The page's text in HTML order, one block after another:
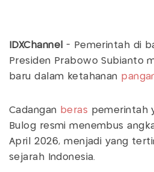
IDXChannel
- Pemerintah di
Presiden Prabowo Subianto
baru dalam ketahanan
Cadangan beras pemerintah
Bulog resmi menembus
April 2026, menjadi yang
sejarah Indonesia.